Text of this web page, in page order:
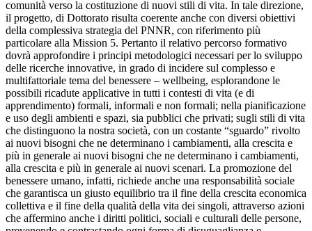
comunità verso la costituzione di nuovi stili di vita. In tale direzione,
il progetto, di Dottorato risulta coerente anche con diversi obiettivi
della complessiva strategia del PNNR, con riferimento più
particolare alla Mission 5. Pertanto il relativo percorso formativo
dovrà approfondire i principi metodologici necessari per lo sviluppo
delle ricerche innovative, in grado di incidere sul complesso e
multifattoriale tema del benessere – wellbeing, esplorandone le
possibili ricadute applicative in tutti i contesti di vita (e di
apprendimento) formali, informali e non formali; nella pianificazione
e uso degli ambienti e spazi, sia pubblici che privati; sugli stili di vita
che distinguono la nostra società, con un costante “sguardo” rivolto
ai nuovi bisogni che ne determinano i cambiamenti, alla crescita e
più in generale ai nuovi bisogni che ne determinano i cambiamenti,
alla crescita e più in generale ai nuovi scenari. La promozione del
benessere umano, infatti, richiede anche una responsabilità sociale
che garantisca un giusto equilibrio tra il fine della crescita economica
collettiva e il fine della qualità della vita dei singoli, attraverso azioni
che affermino anche i diritti politici, sociali e culturali delle persone,